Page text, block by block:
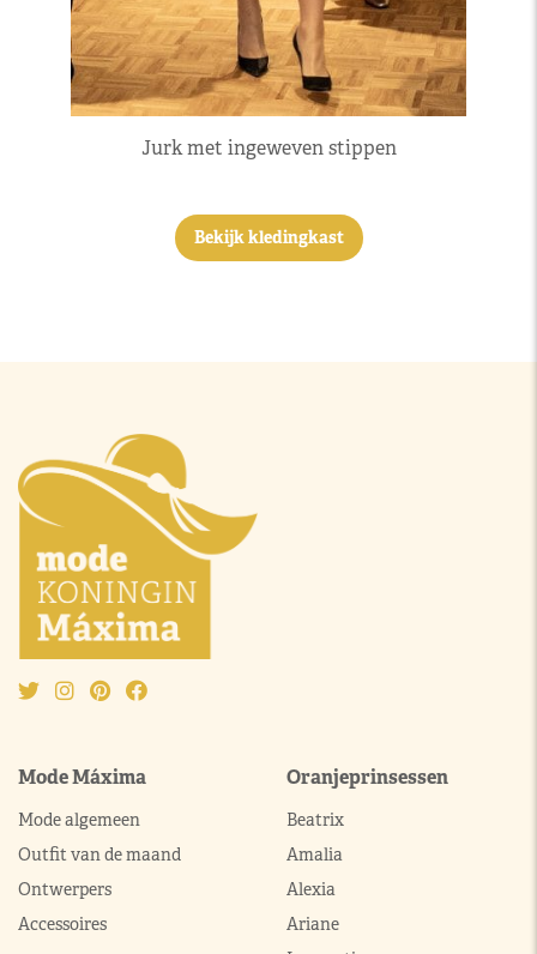
Jurk met ingeweven stippen
Bekijk kledingkast
Mode Máxima
Mode algemeen
Outfit van de maand
Ontwerpers
Accessoires
Oranjeprinsessen
Beatrix
Amalia
Alexia
Ariane